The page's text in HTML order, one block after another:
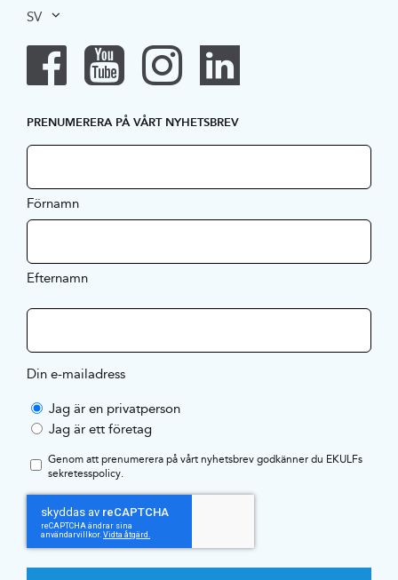
SV
PRENUMERERA PÅ VÅRT NYHETSBREV
Förnamn
Efternamn
Din e-mailadress
Jag är en privatperson
Jag är ett företag
Genom att prenumerera på vårt nyhetsbrev godkänner du EKULFs
sekretesspolicy.